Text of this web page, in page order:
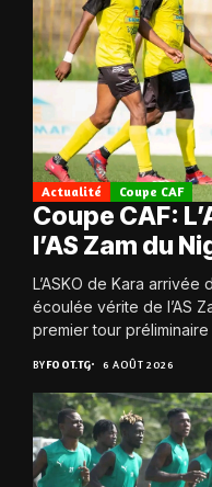
Actualité Coupe CAF
Coupe CAF:
l’AS Zam du
L’ASKO de Kara
écoulée vérite de l’AS
premier tour préliminaire
BYFOOT.TG 6 AOÛT 2026